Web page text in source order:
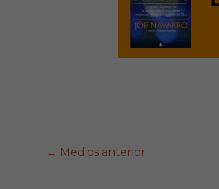
← Medios anterior